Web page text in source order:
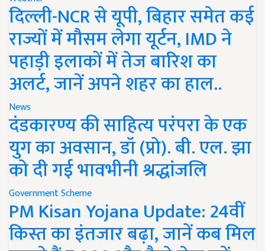
दिल्ली-NCR से यूपी, बिहार समेत कई
राज्यों में मौसम लेगा यूर्टन, IMD ने
पहाड़ी इलाकों में तेज बारिश का
अलर्ट, जानें अपने शहर का हाल..
News
दंडकारण्य की साहित्य परंपरा के एक
युग का अवसान, डॉ (प्रो). बी. एल. झा
को दी गई भावभीनी श्रद्धांजलि
Government Scheme
PM Kisan Yojana Update: 24वीं
किस्त का इंतजार बढ़ा, जानें कब मिल